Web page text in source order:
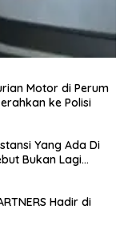
Motor di Perum
ke Polisi
Yang Ada Di
Bukan Lagi
Hadir di